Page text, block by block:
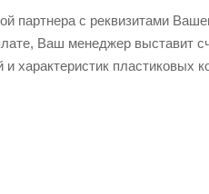
партнера с реквизитами
Ваш менеджер выставит
характеристик пластиковых